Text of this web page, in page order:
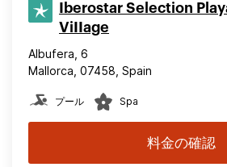
Iberostar Selection​
ViIIage
Albufera, 6
Mallorca, 07458, Spain
プール Spa
料金の確認